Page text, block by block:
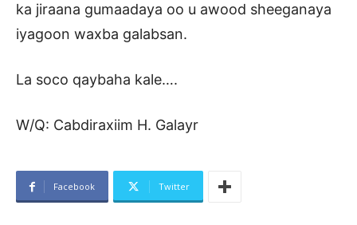
ka jiraana gumaadaya oo u awood sheeganaya
iyagoon waxba galabsan.
La soco qaybaha kale….
W/Q: Cabdiraxiim H. Galayr
Facebook Twitter